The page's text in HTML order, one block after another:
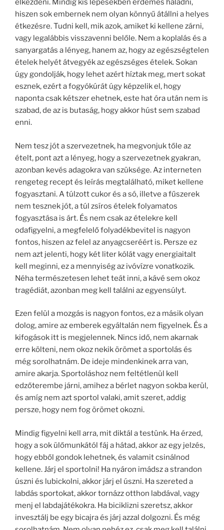
elkezdeni. Mindig kis lépésekben érdemes haladni,
hiszen sok embernek nem olyan könnyű átállni a helyes
étkezésre. Tudni kell, mik azok, amiket ki kellene zárni,
vagy legalábbis visszavenni belőle. Nem a koplalás és a
sanyargatás a lényeg, hanem az, hogy az egészségtelen
ételek helyét átvegyék az egészséges ételek. Sokan
úgy gondolják, hogy lehet azért híztak meg, mert sokat
esznek, ezért a fogyókúrát úgy képzelik el, hogy
naponta csak kétszer ehetnek, este hat óra után nem is
szabad, de az is butaság, hogy akkor húst sem szabad
enni.
Nem tesz jót a szervezetnek, ha megvonjuk tőle az
ételt, pont azt a lényeg, hogy a szervezetnek gyakran,
azonban kevés adagokra van szüksége. Az interneten
rengeteg recept és leírás megtalálható, miket kellene
fogyasztani. A túlzott cukor és a só, illetve a fűszerek
nem tesznek jót, a túl zsíros ételek folyamatos
fogyasztása is árt. És nem csak az ételekre kell
odafigyelni, a megfelelő folyadékbevitel is nagyon
fontos, hiszen az felel az anyagcseréért is. Persze ez
nem azt jelenti, hogy két liter kólát vagy energiaitalt
kell meginni, ez a mennyiség az ivóvízre vonatkozik.
Néha természetesen lehet teát inni, a kávé sem okoz
tragédiát, azonban meg kell találni az egyensúlyt.
Ezen felül a mozgás is nagyon fontos, ez a másik olyan
dolog, amire az emberek egyáltalán nem figyelnek. És a
kifogások itt is megjelennek. Nincs idő, nem akarnak
erre költeni, nem okoz nekik örömet a sportolás és
még sorolhatnám. De ideje mindenkinek arra van,
amire akarja. Sportoláshoz nem feltétlenül kell
edzőterembe járni, amihez a bérlet nagyon sokba kerül,
és amíg nem azt sportol valaki, amit szeret, addig
persze, hogy nem fog örömet okozni.
Mindig figyelni kell arra, mit diktál a testünk. Ha érzed,
hogy a sok ülőmunkától fáj a hátad, akkor az egy jelzés,
hogy ebből gondok lehetnek, és valamit csinálnod
kellene. Járj el sportolni! Ha nyáron imádsz a strandon
úszni és lubickolni, akkor járj el úszni. Ha szereted a
labdás sportokat, akkor tornázz otthon labdával, vagy
menj el labdajátékokra. Ha biciklizni szeretsz, akkor
invesztálj be egy bicajra és járj azzal dolgozni. És még